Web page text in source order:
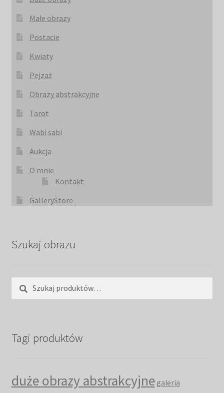
Małe obrazy
Postacie
Kwiaty
Pejzaż
Obrazy abstrakcyjne
Tarot
Wabi sabi
Aukcja
O mnie
Kontakt
GalleryStore
Szukaj obrazu
Tagi produktów
duże obrazy abstrakcyjne galeria